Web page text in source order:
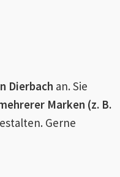
Dierbach an. Sie
Marken (z. B.
Gerne